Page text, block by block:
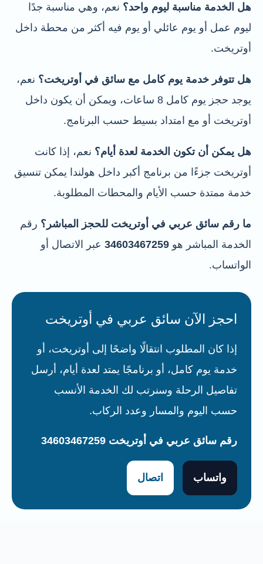
هل الخدمة مناسبة ليوم واحد؟ نعم، وهي مناسبة جدًا
ليوم عمل أو يوم عائلي أو يوم فيه أكثر من محطة داخل
أوتريخت.
هل تتوفر خدمة يوم كامل مع سائق في أوتريخت؟ نعم،
يوجد حجز يوم كامل 8 ساعات، ويمكن أن يكون داخل
أوتريخت أو مع امتداد بسيط حسب البرنامج.
هل يمكن أن تكون الخدمة لعدة أيام؟ نعم، إذا كانت
أوتريخت جزءًا من برنامج أكبر داخل هولندا يمكن تنسيق
خدمة ممتدة حسب الأيام والمحطات المطلوبة.
ما رقم سائق عربي في أوتريخت للحجز المباشر؟ رقم
الخدمة المباشر هو 34603467259 عبر الاتصال أو
الواتساب.
احجز الآن سائق عربي في أوتريخت
إذا كان المطلوب انتقالًا واضحًا إلى أوتريخت، أو
خدمة يوم كامل، أو برنامجًا يمتد لعدة أيام، أرسل
تفاصيل الرحلة وسنرتب لك الخدمة الأنسب
حسب اليوم والمسار وعدد الركاب.
رقم سائق عربي في أوتريخت 34603467259
واتساب اتصال